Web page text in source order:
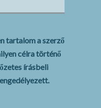
tartalom a szerző
célra történő
írásbeli